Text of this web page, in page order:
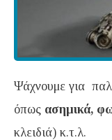
Ψάχνουμε για
όπως ασημικά,
κλειδιά) κ.τ.λ.